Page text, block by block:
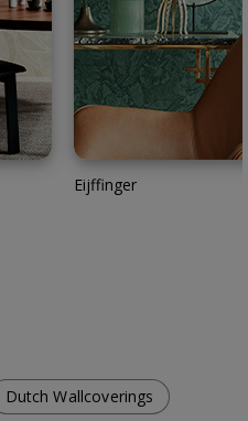
Eijffinger
Dutch Wallcoverings